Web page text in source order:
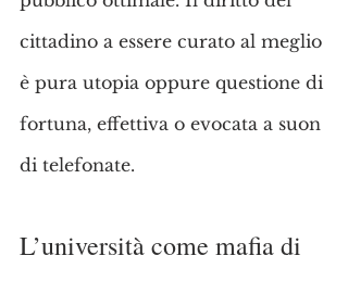
cittadino a essere curato al meglio
è pura utopia oppure questione di
fortuna, effettiva o evocata a suon
di telefonate.
L’università come mafia di